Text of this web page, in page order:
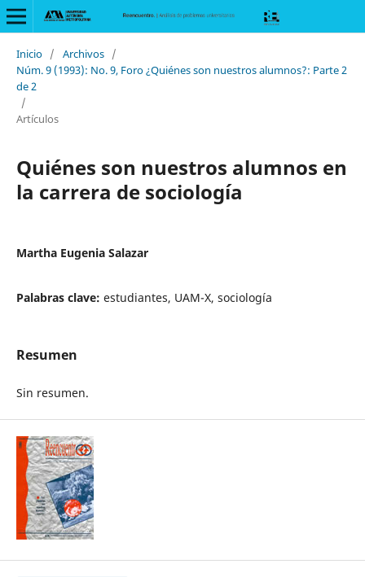
Inicio / Archivos /
Núm. 9 (1993): No. 9, Foro ¿Quiénes son nuestros alumnos?: Parte 2
de 2
/
Artículos
Quiénes son nuestros alumnos en
la carrera de sociología
Martha Eugenia Salazar
Palabras clave: estudiantes, UAM-X, sociología
Resumen
Sin resumen.